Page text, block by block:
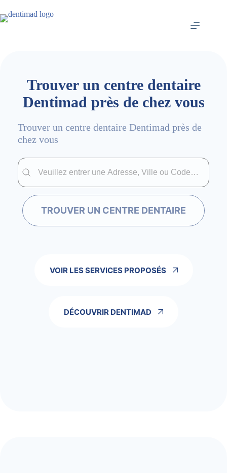
au
contenu
Trouver un centre dentaire
Dentimad près de chez vous
Trouver un centre dentaire Dentimad près de
chez vous
Trouver un centre dentaire Dentimad près de
Trouver un centre dentaire Dentimad près de chez vous
TROUVER UN CENTRE DENTAIRE
VOIR LES SERVICES PROPOSÉS
DÉCOUVRIR DENTIMAD